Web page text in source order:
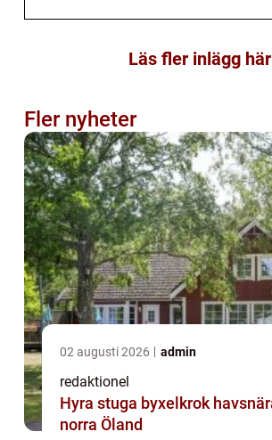
Läs fler inlägg här
Fler nyheter
02 augusti 2026 admin
redaktionel
Hyra stuga byxelkrok havsnära lugn på
norra Öland